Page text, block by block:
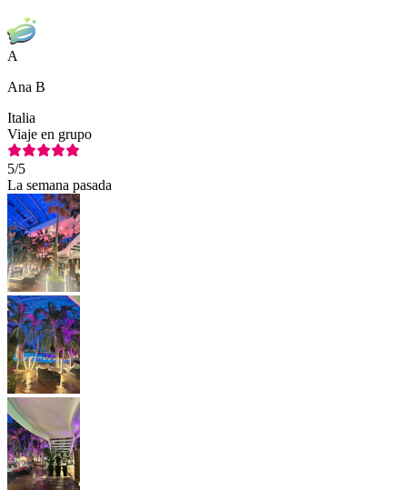
A
Ana B
Italia
Viaje en grupo
5/5
La semana pasada